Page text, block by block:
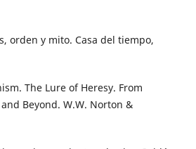
orden y mito. Casa del tiempo,
The Lure of Heresy. From
Beyond. W.W. Norton &